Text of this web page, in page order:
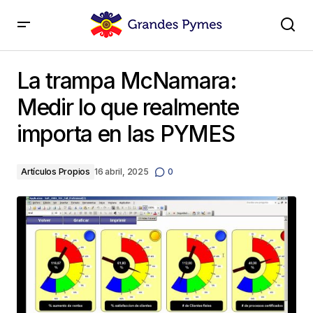
La trampa McNamara:
Medir lo que realmente
importa en las PYMES
Artículos Propios 16 abril, 2025 0